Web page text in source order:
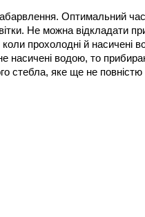
Оптимальний
Не можна відкладати
прохолодні й
насичені водою, то
стебла, яке ще не